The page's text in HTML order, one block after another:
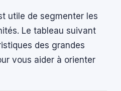
utile de segmenter les
Le tableau suivant
des grandes
vous aider à orienter